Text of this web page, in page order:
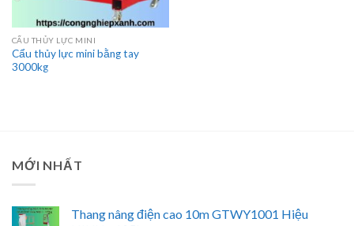
CẨU THỦY LỰC MINI
Cẩu thủy lực mini bằng tay
3000kg
MỚI NHẤT
Thang nâng điện cao 10m GTWY1001 Hiệu